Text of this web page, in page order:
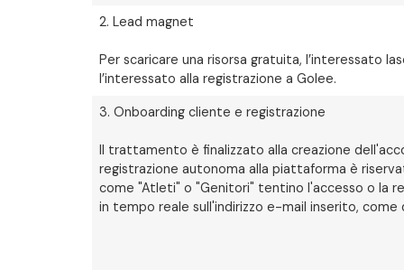
2. Lead magnet
Per scaricare una risorsa gratuita, l’interessato
l’interessato alla registrazione a Golee.
3. Onboarding cliente e registrazione
Il trattamento è finalizzato alla creazione
registrazione autonoma alla piattaforma è
come "Atleti" o "Genitori" tentino l'accesso o la
in tempo reale sull'indirizzo e-mail inserito,